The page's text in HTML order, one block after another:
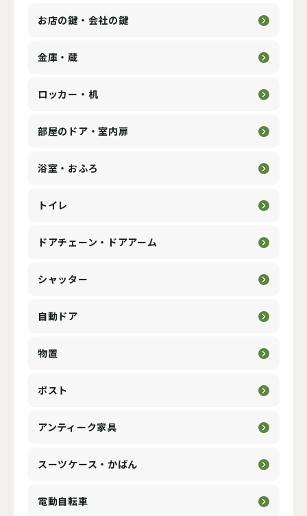
お店の鍵・会社の鍵
金庫・蔵
ロッカー・机
部屋のドア・室内扉
浴室・おふろ
トイレ
ドアチェーン・ドアアーム
シャッター
自動ドア
物置
ポスト
アンティーク家具
スーツケース・かばん
電動自転車